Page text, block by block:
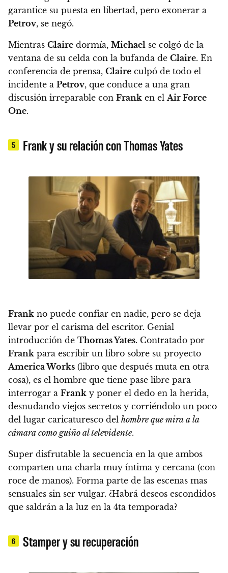
garantice su puesta en libertad, pero exonerar a
Petrov, se negó.
Mientras Claire dormía, Michael se colgó de la
ventana de su celda con la bufanda de Claire. En
conferencia de prensa, Claire culpó de todo el
incidente a Petrov, que conduce a una gran
discusión irreparable con Frank en el Air Force
One.
5 Frank y su relación con Thomas Yates
Frank no puede confiar en nadie, pero se deja
llevar por el carisma del escritor. Genial
introducción de Thomas Yates. Contratado por
Frank para escribir un libro sobre su proyecto
America Works (libro que después muta en otra
cosa), es el hombre que tiene pase libre para
interrogar a Frank y poner el dedo en la herida,
desnudando viejos secretos y corriéndolo un poco
del lugar caricaturesco del hombre que mira a la
cámara como guiño al televidente.
Super disfrutable la secuencia en la que ambos
comparten una charla muy íntima y cercana (con
roce de manos). Forma parte de las escenas mas
sensuales sin ser vulgar. ¿Habrá deseos escondidos
que saldrán a la luz en la 4ta temporada?
6 Stamper y su recuperación